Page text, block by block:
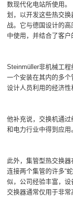
数现代化电站所使用
划，以开发这些热交
战。它与德国设计的
中使用，并结合了客户
Steinmüller非机械工
一个安装在其内的多
设计人员利用的经济
他补充说，交换机通
和电力行业中得到应用
此外，集管型热交换
连接两个集管的许多“
似，公司经验丰富，
交换器通常仅用于非常